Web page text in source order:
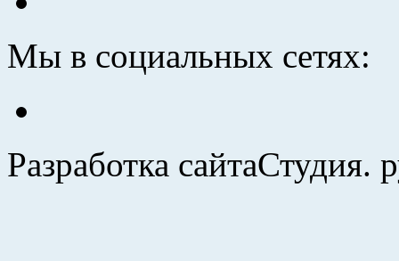
Мы в социальных сетях:
Разработка сайтаСтудия.